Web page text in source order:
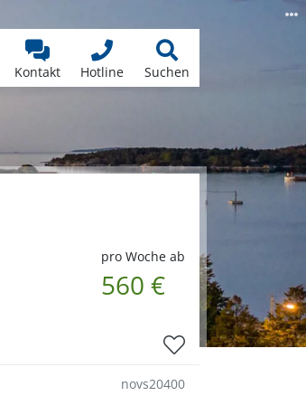
Kontakt Hotline Suchen
pro Woche ab
560 €
novs20400